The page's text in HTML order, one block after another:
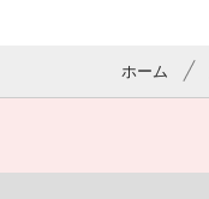
ホーム